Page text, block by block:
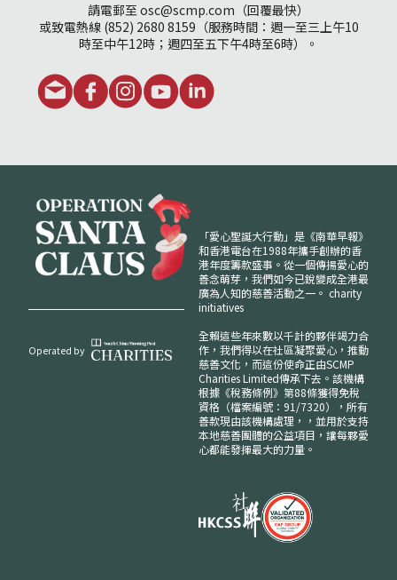
請電郵至 osc@scmp.com（回覆最快）
或致電熱線 (852) 2680 8159（服務時間：週一至三上午10
時至中午12時；週四至五下午4時至6時）。
Operated by
「愛心聖誕大行動」是《南華早報》
和香港電台在1988年攜手創辦的香
港年度籌款盛事。從一個傳揚愛心的
善念萌芽，我們如今已銳變成全港最
廣為人知的慈善活動之一。 charity
initiatives
全賴這些年來數以千計的夥伴竭力合
作，我們得以在社區凝聚愛心，推動
慈善文化，而這份使命正由SCMP
Charities Limited傳承下去。該機構
根據《稅務條例》第88條獲得免稅
資格（檔案編號：91/7320），所有
善款現由該機構處理，，並用於支持
本地慈善團體的公益項目，讓每夥愛
心都能發揮最大的力量。